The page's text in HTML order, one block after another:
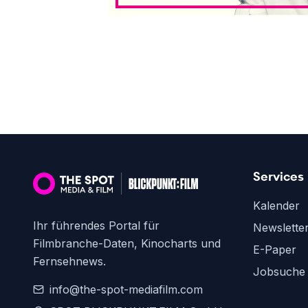
Ihr führendes Portal für
Filmbranche-Daten, Kinocharts und
Fernsehnews.
info@the-spot-mediafilm.com
Services
Kalender
E-Paper
Jobsuche